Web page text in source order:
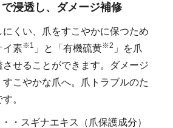
浸透し、ダメージ補修
くい、爪をすこやかに保つため
イ素※1 」と「有機硫黄※2 」を爪
せることができます。ダメージ
すこやかな爪へ。爪トラブルのた
。
・スギナエキス（爪保護成分）